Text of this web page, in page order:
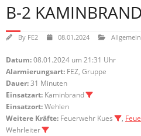
B-2 KAMINBRAND
By FE2 08.01.2024 Allgemein
Datum:08.01.2024 um 21:31 Uhr
Alarmierungsart: FEZ, Gruppe
Dauer:31 Minuten
Einsatzart: Kaminbrand
Einsatzort:Wehlen
Weitere Kräfte: Feuerwehr Kues ,
Wehrleiter